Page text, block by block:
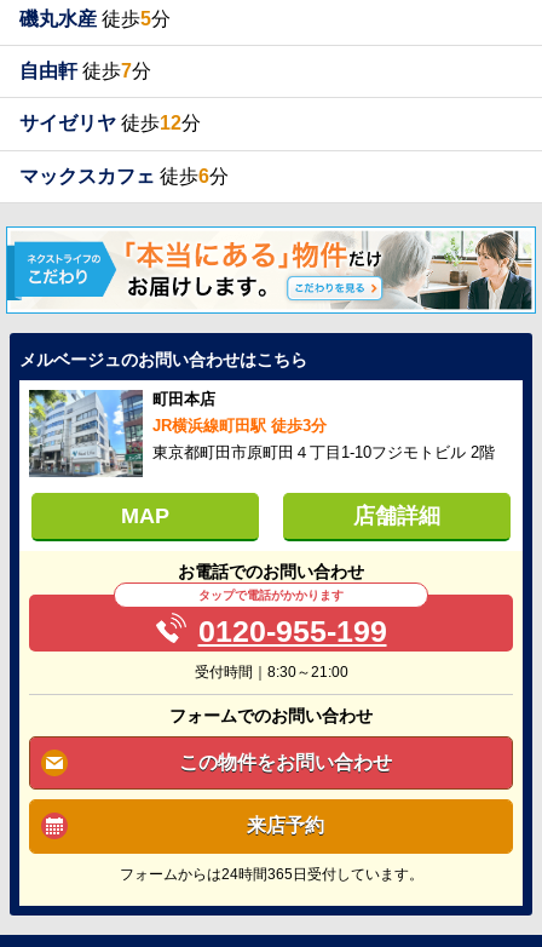
磯丸水産 徒歩5分
自由軒徒歩7分
サイゼリヤ 徒歩12分
マックスカフェ 徒歩6分
メルベージュのお問い合わせはこちら
町田本店
JR横浜線町田駅 徒歩3分
東京都町田市原町田４丁目1-10フジモトビル 2階
MAP 店舗詳細
お電話でのお問い合わせ
タップで電話がかかります
0120-955-199
受付時間｜8:30～21:00
フォームでのお問い合わせ
この物件をお問い合わせ
来店予約
フォームからは24時間365日受付しています。